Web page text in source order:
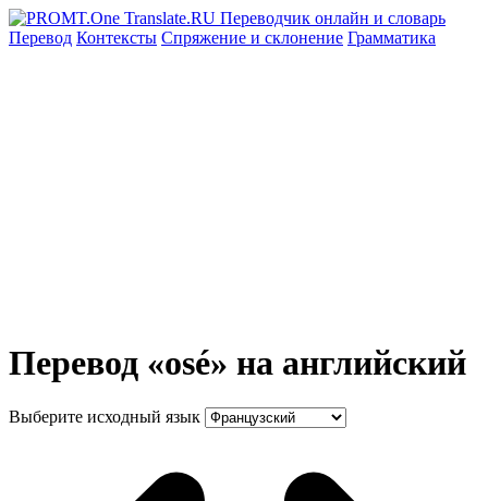
Перевод Контексты Спряжение и склонение Грамматика
Перевод «osé» на английский
Выберите исходный язык